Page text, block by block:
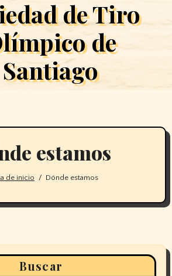
de Tiro
de
Santiago
estamos
de inicio Dónde estamos
Buscar